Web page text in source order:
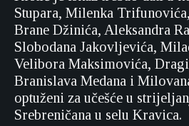
Stupara, Milenka
Brane Džinića, Aleksandra
Slobodana Jakovljevića,
Velibora Maksimovića,
Branislava Medana i
optuženi za učešće u
Srebreničana u selu Kravica.